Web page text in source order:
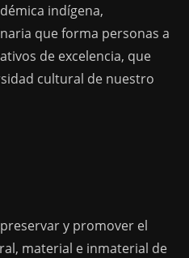
indígena,
que forma personas a
de excelencia, que
cultural de nuestro
y promover el
material e inmaterial de